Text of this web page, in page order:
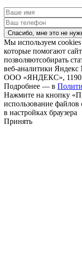
Спасибо, мне это не
Мы используем
которые помогают
позволяютсобирать
веб-аналитики
ООО «ЯНДЕКС»,
Подробнее — в
Нажмите на кнопку
использование
в настройках браузера
Принять